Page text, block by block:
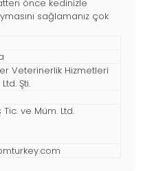
önce kedinizle
sağlamanız çok
Veterinerlik Hizmetleri
Şti.
Tic. ve Müm. Ltd.